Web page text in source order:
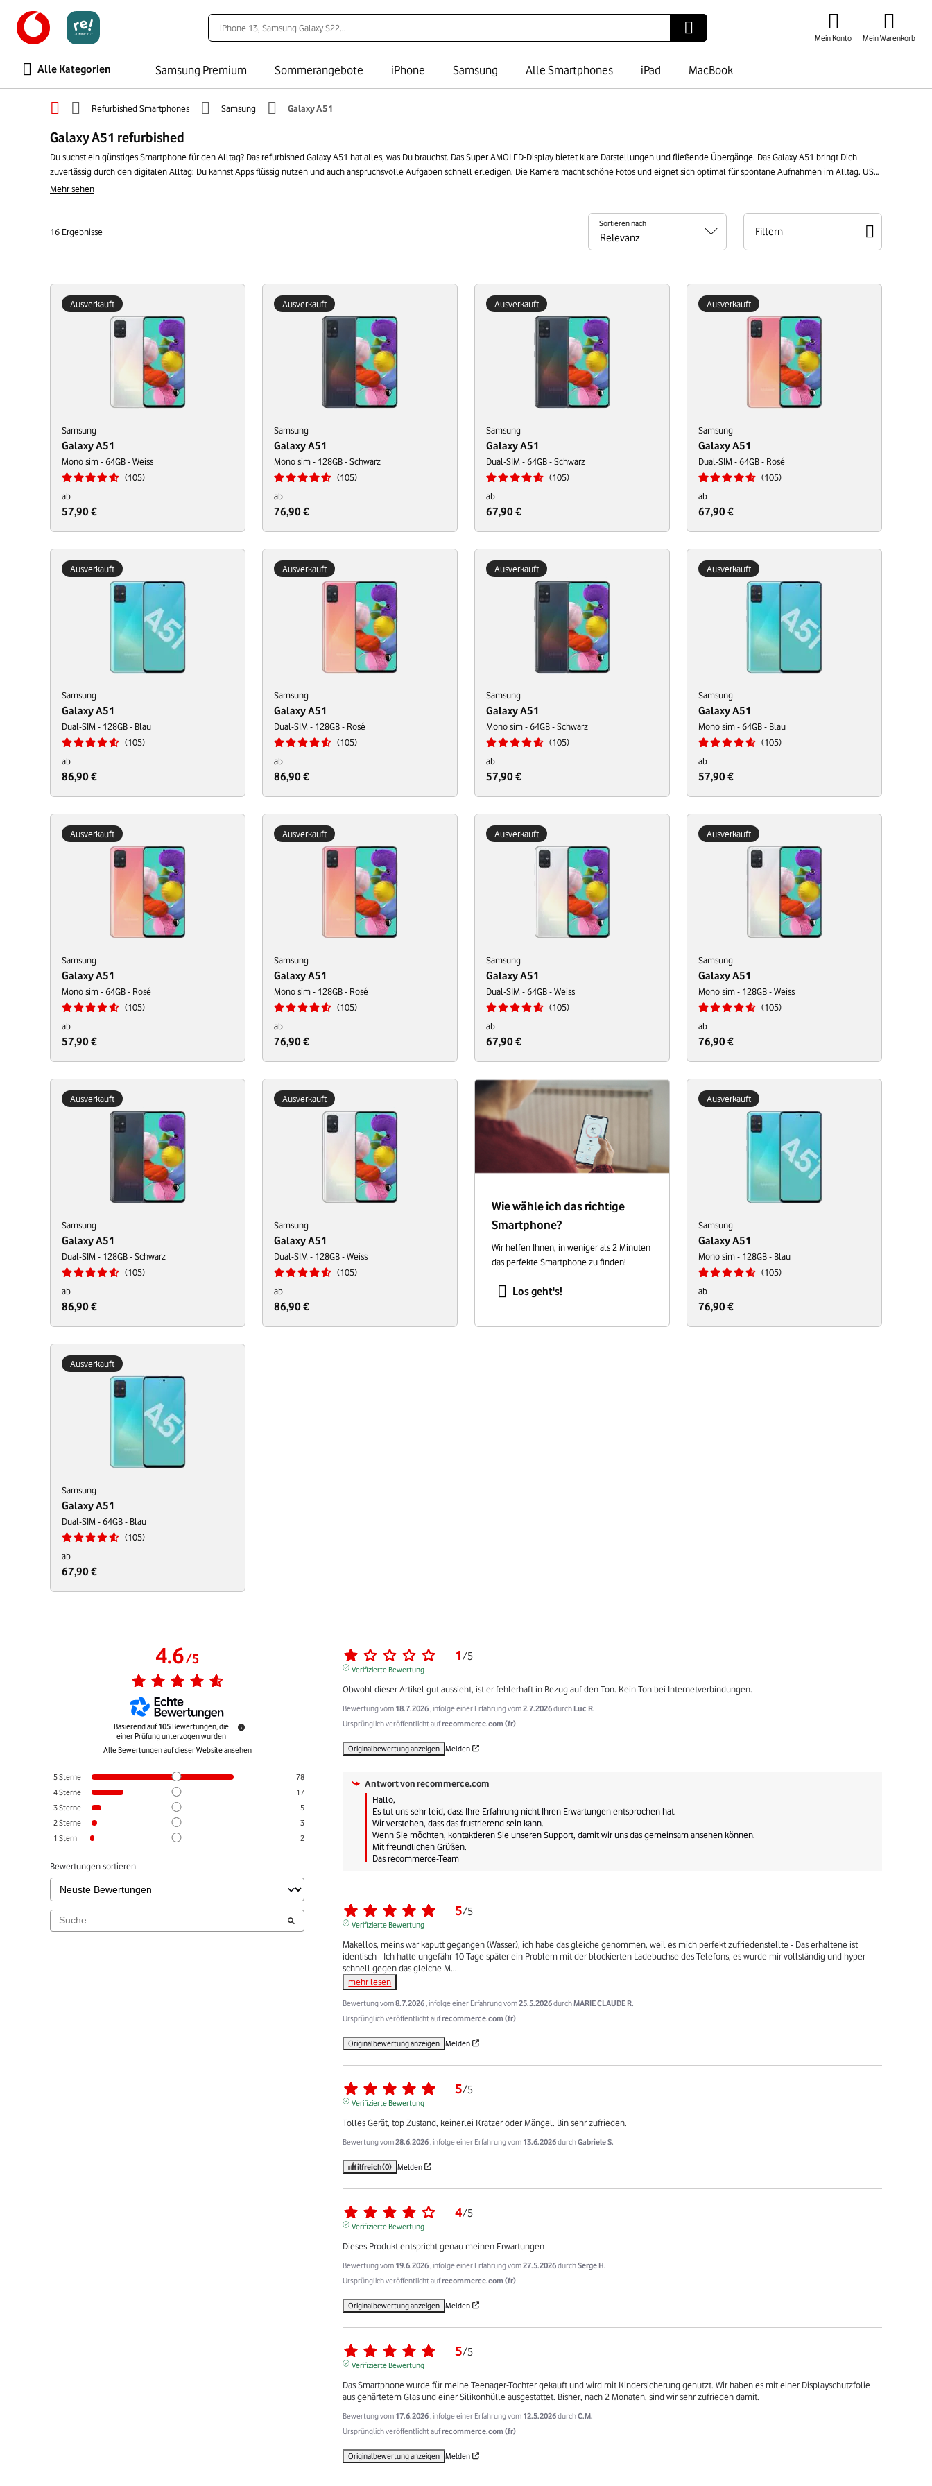
Mein Konto Mein Warenkorb
Alle Kategorien Samsung Premium Sommerangebote iPhone Samsung Alle Smartphones iPad MacBook
Refurbished Smartphones Samsung Galaxy A51
Galaxy A51 refurbished
Du suchst ein günstiges Smartphone für den Alltag? Das refurbished Galaxy A51 hat alles, was Du brauchst. Das Super AMOLED-Display bietet klare Darstellungen und fließende Übergänge. Das Galaxy A51 bringt Dich
zuverlässig durch den digitalen Alltag: Du kannst Apps flüssig nutzen und auch anspruchsvolle Aufgaben schnell erledigen. Die Kamera macht schöne Fotos und eignet sich optimal für spontane Aufnahmen im Alltag. USB-
C macht das Laden einfach und schnell. Ein refurbished Galaxy A51 kostet weniger als ein neues Handy. Du bekommst bewährte Samsung-Qualität. Dabei schonst Du Ressourcen und tust so der Umwelt etwas Gutes.
Mehr sehen
16 Ergebnisse
Sortieren nach
Filtern
Ausverkauft
Samsung
Galaxy A51
Mono sim - 64GB - Weiss
105
ab
57,90 €
Ausverkauft
Samsung
Galaxy A51
Mono sim - 128GB - Schwarz
105
ab
76,90 €
Ausverkauft
Samsung
Galaxy A51
Dual-SIM - 64GB - Schwarz
105
ab
67,90 €
Ausverkauft
Samsung
Galaxy A51
Dual-SIM - 64GB - Rosé
105
ab
67,90 €
Ausverkauft
Samsung
Galaxy A51
Dual-SIM - 128GB - Blau
105
ab
86,90 €
Ausverkauft
Samsung
Galaxy A51
Dual-SIM - 128GB - Rosé
105
ab
86,90 €
Ausverkauft
Samsung
Galaxy A51
Mono sim - 64GB - Schwarz
105
ab
57,90 €
Ausverkauft
Samsung
Galaxy A51
Mono sim - 64GB - Blau
105
ab
57,90 €
Ausverkauft
Samsung
Galaxy A51
Mono sim - 64GB - Rosé
105
ab
57,90 €
Ausverkauft
Samsung
Galaxy A51
Mono sim - 128GB - Rosé
105
ab
76,90 €
Ausverkauft
Samsung
Galaxy A51
Dual-SIM - 64GB - Weiss
105
ab
67,90 €
Ausverkauft
Samsung
Galaxy A51
Mono sim - 128GB - Weiss
105
ab
76,90 €
Ausverkauft
Samsung
Galaxy A51
Dual-SIM - 128GB - Schwarz
105
ab
86,90 €
Ausverkauft
Samsung
Galaxy A51
Dual-SIM - 128GB - Weiss
105
ab
86,90 €
Wie wähle ich das richtige
Smartphone?
Wir helfen Ihnen, in weniger als 2 Minuten
das perfekte Smartphone zu finden!
Los geht's!
Ausverkauft
Samsung
Galaxy A51
Mono sim - 128GB - Blau
105
ab
76,90 €
Ausverkauft
Samsung
Galaxy A51
Dual-SIM - 64GB - Blau
105
ab
67,90 €
4.6/5
Basierend auf105 Bewertungen, die
einer Prüfung unterzogen wurden
Alle Bewertungen auf dieser Website ansehen
5Sterne
78
4Sterne
17
3Sterne
5
2Sterne
3
1 Stern 2
Bewertungen sortieren
1/5
Verifizierte Bewertung
Obwohl dieser Artikel gut aussieht, ist er fehlerhaft in Bezug auf den Ton. Kein Ton bei Internetverbindungen.
Bewertung vom 18.7.2026 , infolge einer Erfahrung vom2.7.2026durch Luc R.
Ursprünglich veröffentlicht aufrecommerce.com (fr)
Originalbewertung anzeigen Melden
Antwort vonrecommerce.com
Hallo,
Es tut uns sehr leid, dass Ihre Erfahrung nicht Ihren Erwartungen entsprochen hat.
Wir verstehen, dass das frustrierend sein kann.
Wenn Sie möchten, kontaktieren Sie unseren Support, damit wir uns das gemeinsam ansehen können.
Mit freundlichen Grüßen.
Das recommerce-Team
5/5
Verifizierte Bewertung
Makellos, meins war kaputt gegangen (Wasser), ich habe das gleiche genommen, weil es mich perfekt zufriedenstellte - Das erhaltene ist
identisch - Ich hatte ungefähr 10 Tage später ein Problem mit der blockierten Ladebuchse des Telefons, es wurde mir vollständig und hyper
schnell gegen das gleiche M...
mehr lesen
Bewertung vom8.7.2026 , infolge einer Erfahrung vom25.5.2026durchMARIE CLAUDE R.
Ursprünglich veröffentlicht aufrecommerce.com (fr)
Originalbewertung anzeigen Melden
5/5
Verifizierte Bewertung
Tolles Gerät, top Zustand, keinerlei Kratzer oder Mängel. Bin sehr zufrieden.
Bewertung vom28.6.2026 , infolge einer Erfahrung vom 13.6.2026durchGabriele S.
Hilfreich(0) Melden
4/5
Verifizierte Bewertung
Dieses Produkt entspricht genau meinen Erwartungen
Bewertung vom 19.6.2026 , infolge einer Erfahrung vom27.5.2026durchSerge H.
Ursprünglich veröffentlicht aufrecommerce.com (fr)
Originalbewertung anzeigen Melden
5/5
Verifizierte Bewertung
Das Smartphone wurde für meine Teenager-Tochter gekauft und wird mit Kindersicherung genutzt. Wir haben es mit einer Displayschutzfolie
aus gehärtetem Glas und einer Silikonhülle ausgestattet. Bisher, nach 2 Monaten, sind wir sehr zufrieden damit.
Bewertung vom 17.6.2026 , infolge einer Erfahrung vom 12.5.2026durchC.M.
Ursprünglich veröffentlicht aufrecommerce.com (fr)
Originalbewertung anzeigen Melden